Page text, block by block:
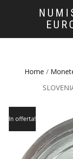
Home /
In offerta!